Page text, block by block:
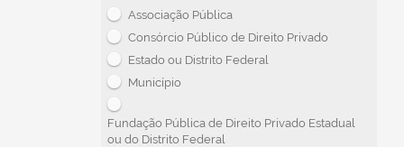
Associação Pública
Consórcio Público de Direito Privado
Estado ou Distrito Federal
Município
Fundação Pública de Direito Privado Estadual
ou do Distrito Federal